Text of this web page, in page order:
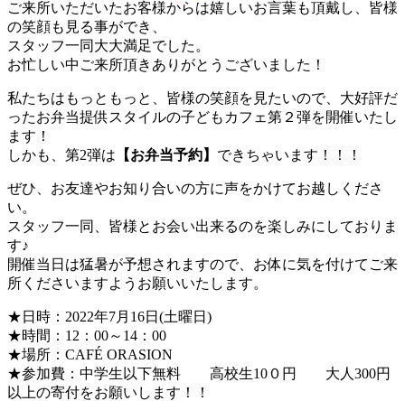
ご来所いただいたお客様からは嬉しいお言葉も頂戴し、皆様
の笑顔も見る事ができ、
スタッフ一同大大満足でした。
お忙しい中ご来所頂きありがとうございました！
私たちはもっともっと、皆様の笑顔を見たいので、大好評だ
ったお弁当提供スタイルの子どもカフェ第２弾を開催いたし
ます！
しかも、第2弾は 【お弁当予約】 できちゃいます！！！
ぜひ、お友達やお知り合いの方に声をかけてお越しくださ
い。
スタッフ一同、皆様とお会い出来るのを楽しみにしておりま
す♪
開催当日は猛暑が予想されますので、お体に気を付けてご来
所くださいますようお願いいたします。
★日時：2022年7月16日(土曜日)
★時間：12：00～14：00
★場所：CAFÉ ORASION
★参加費：中学生以下無料 高校生10０円 大人300円
以上の寄付をお願いします！！